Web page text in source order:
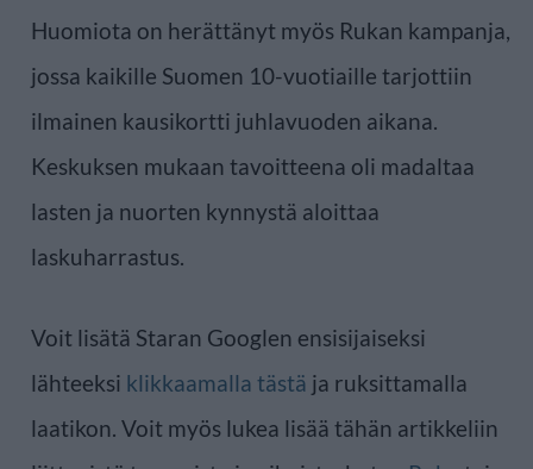
Huomiota on herättänyt myös Rukan kampanja,
jossa kaikille Suomen 10-vuotiaille tarjottiin
ilmainen kausikortti juhlavuoden aikana.
Keskuksen mukaan tavoitteena oli madaltaa
lasten ja nuorten kynnystä aloittaa
laskuharrastus.
Voit lisätä Staran Googlen ensisijaiseksi
lähteeksi klikkaamalla tästä ja ruksittamalla
laatikon. Voit myös lukea lisää tähän artikkeliin